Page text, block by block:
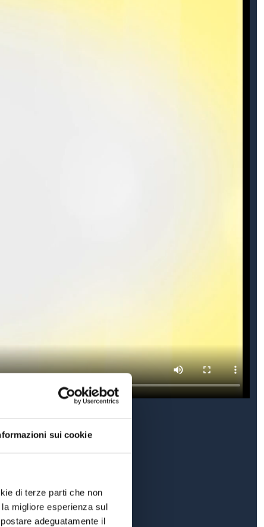
sui cookie
di terze parti che non
migliore esperienza sul
adeguatamente il